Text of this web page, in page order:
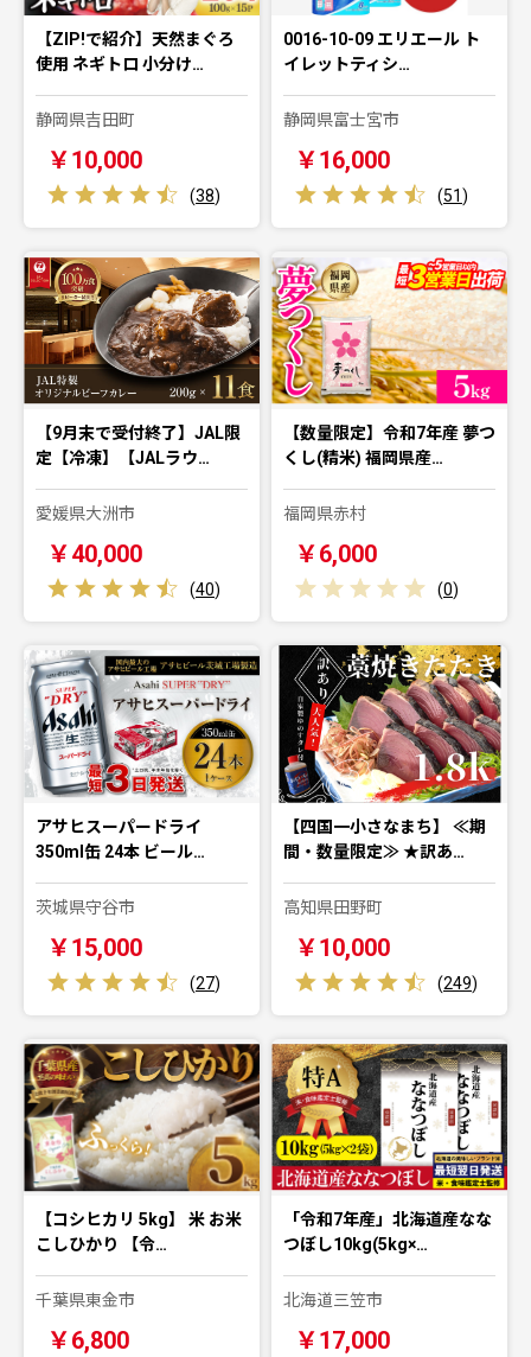
【ZIP!で紹介】天然まぐろ
使用 ネギトロ 小分け…
静岡県吉田町
￥10,000
(38)
0016-10-09 エリエール ト
イレットティシ…
静岡県富士宮市
￥16,000
(51)
【9月末で受付終了】JAL限
定【冷凍】【JALラウ…
愛媛県大洲市
￥40,000
(40)
【数量限定】令和7年産 夢つ
くし(精米) 福岡県産…
福岡県赤村
￥6,000
(0)
アサヒスーパードライ
350ml缶 24本 ビール…
茨城県守谷市
￥15,000
(27)
【四国一小さなまち】 ≪期
間・数量限定≫ ★訳あ…
高知県田野町
￥10,000
(249)
【コシヒカリ 5kg】 米 お米
こしひかり 【令…
千葉県東金市
￥6,800
「令和7年産」北海道産なな
つぼし10kg(5kg×…
北海道三笠市
￥17,000